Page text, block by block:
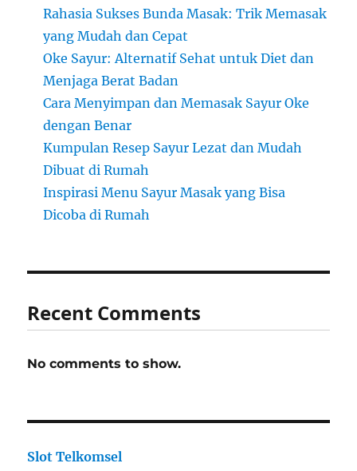
Rahasia Sukses Bunda Masak: Trik Memasak
yang Mudah dan Cepat
Oke Sayur: Alternatif Sehat untuk Diet dan
Menjaga Berat Badan
Cara Menyimpan dan Memasak Sayur Oke
dengan Benar
Kumpulan Resep Sayur Lezat dan Mudah
Dibuat di Rumah
Inspirasi Menu Sayur Masak yang Bisa
Dicoba di Rumah
Recent Comments
No comments to show.
Slot Telkomsel